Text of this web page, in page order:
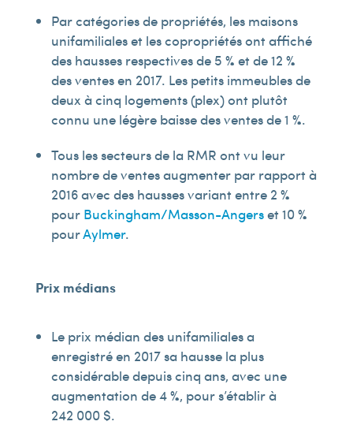
Par catégories de propriétés, les maisons
unifamiliales et les copropriétés ont affiché
des hausses respectives de 5 % et de 12 %
des ventes en 2017. Les petits immeubles de
deux à cinq logements (plex) ont plutôt
connu une légère baisse des ventes de 1 %.
Tous les secteurs de la RMR ont vu leur
nombre de ventes augmenter par rapport à
2016 avec des hausses variant entre 2 %
pour Buckingham/Masson-Angerset 10 %
pourAylmer.
Prix médians
Le prix médian des unifamiliales a
enregistré en 2017 sa hausse la plus
considérable depuis cinq ans, avec une
augmentation de 4 %, pour s’établir à
242 000 $.